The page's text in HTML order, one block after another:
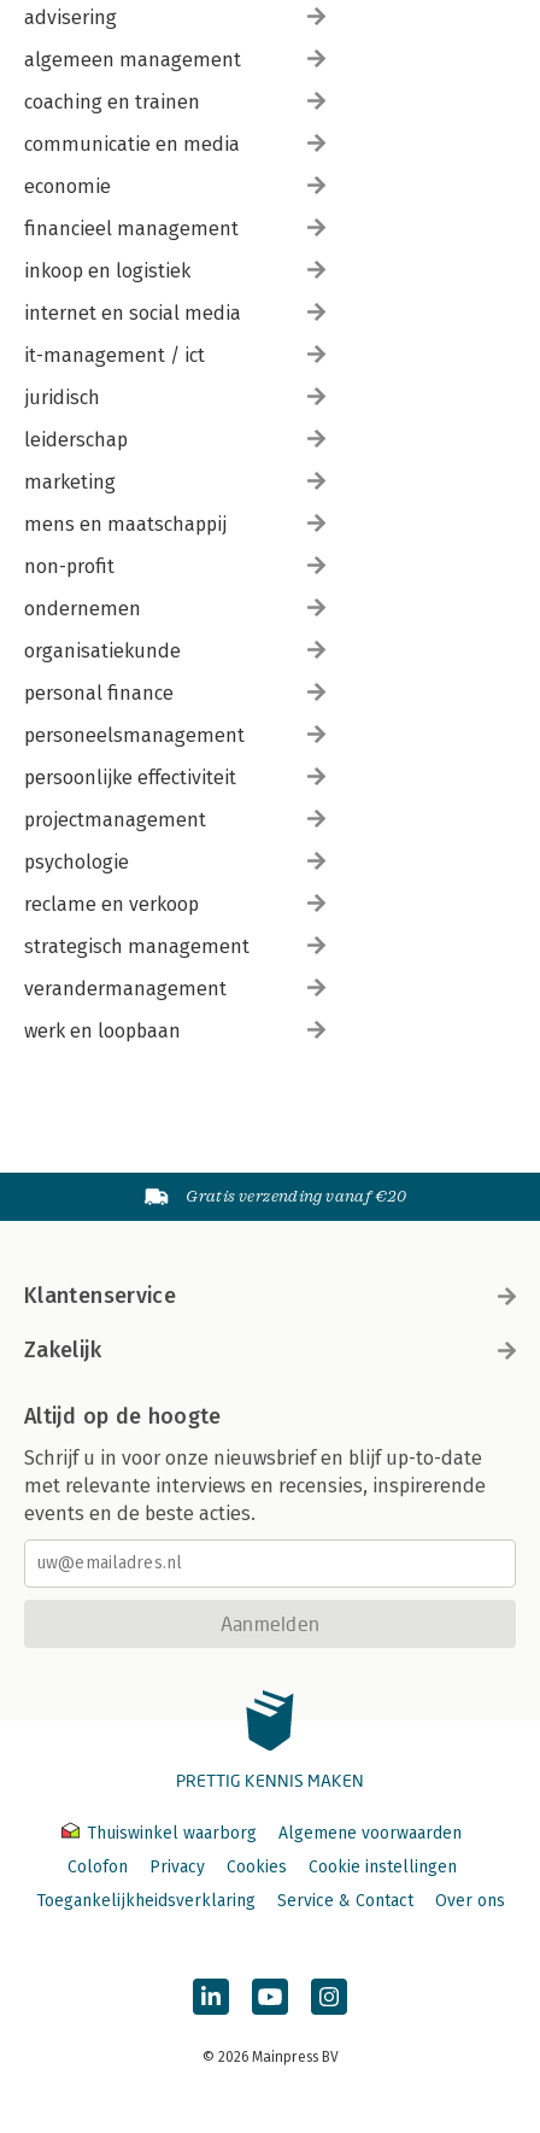
advisering
algemeen management
coaching en trainen
communicatie en media
economie
financieel management
inkoop en logistiek
internet en social media
it-management / ict
juridisch
leiderschap
marketing
mens en maatschappij
non-profit
ondernemen
organisatiekunde
personal finance
personeelsmanagement
persoonlijke effectiviteit
projectmanagement
psychologie
reclame en verkoop
strategisch management
verandermanagement
werk en loopbaan
Gratis verzending vanaf €20
Klantenservice
Zakelijk
Altijd op de hoogte
Schrijf u in voor onze nieuwsbrief en blijf up-to-date
met relevante interviews en recensies, inspirerende
events en de beste acties.
Aanmelden
PRETTIG KENNIS MAKEN
Thuiswinkel waarborg
Algemene voorwaarden
Colofon
Privacy Cookies
Cookie instellingen
Toegankelijkheidsverklaring
Service & Contact Over ons
© 2026 Mainpress BV